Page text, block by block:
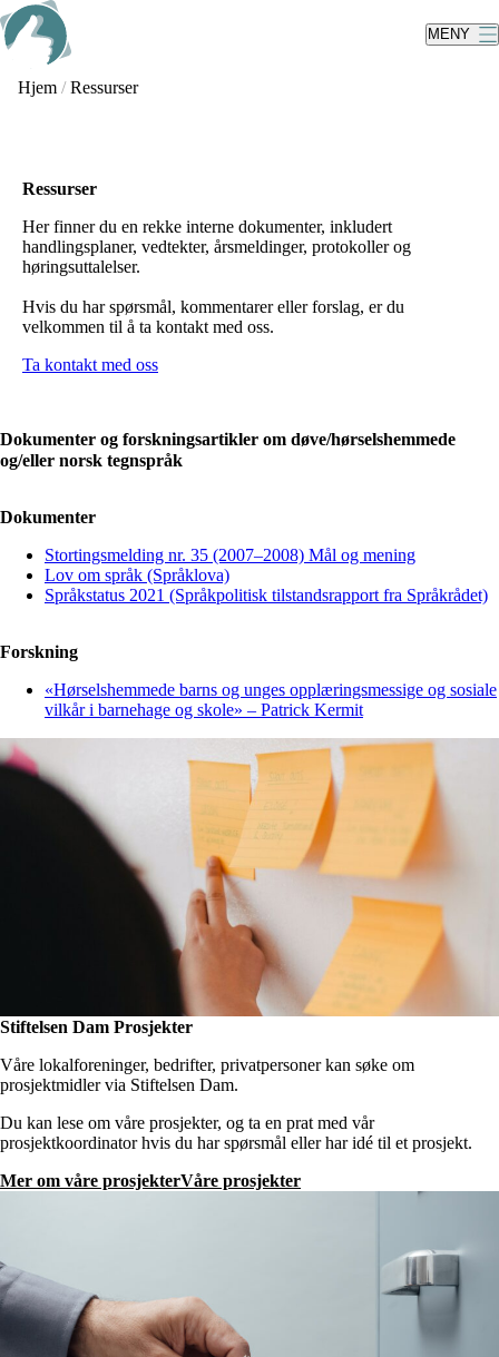
Skip
to
main
content
MENY
Hjem / Ressurser
Ressurser
Her finner du en rekke interne dokumenter, inkludert
handlingsplaner, vedtekter, årsmeldinger, protokoller og
høringsuttalelser.
Hvis du har spørsmål, kommentarer eller forslag, er du
velkommen til å ta kontakt med oss.
Ta kontakt med oss
Dokumenter og forskningsartikler om døve/hørselshemmede
og/eller norsk tegnspråk
Dokumenter
Stortingsmelding nr. 35 (2007–2008) Mål og mening
Lov om språk (Språklova)
Språkstatus 2021 (Språkpolitisk tilstandsrapport fra Språkrådet)
Forskning
«Hørselshemmede barns og unges opplæringsmessige og sosiale
vilkår i barnehage og skole» – Patrick Kermit
Stiftelsen Dam Prosjekter
Våre lokalforeninger, bedrifter, privatpersoner kan søke om
prosjektmidler via Stiftelsen Dam.
Du kan lese om våre prosjekter, og ta en prat med vår
prosjektkoordinator hvis du har spørsmål eller har idé til et prosjekt.
Mer om våre prosjekterVåre prosjekter